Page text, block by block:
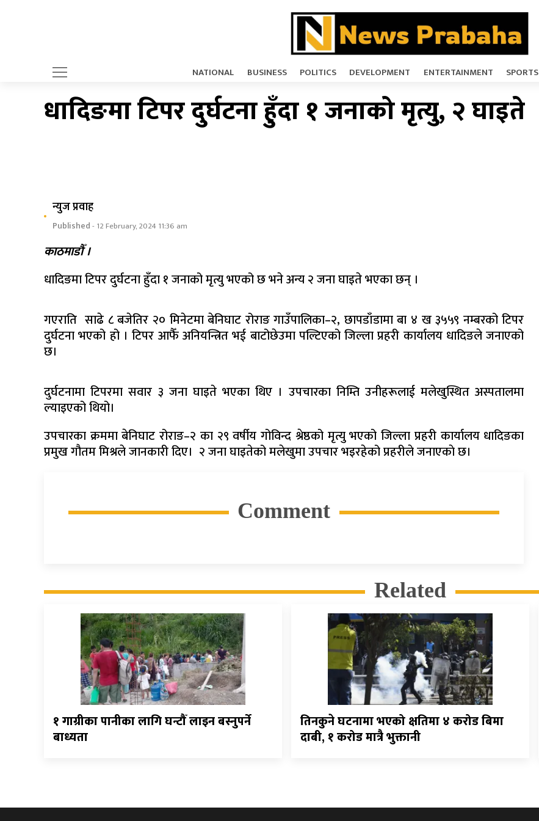
NATIONAL BUSINESS POLITICS DEVELOPMENT ENTERTAINMENT SPORTS
धादिङमा टिपर दुर्घटना हुँदा १ जनाको मृत्यु, २ घाइते
न्युज प्रवाह
Published- 12 February, 2024 11:36 am
काठमाडौँ ।
धादिङमा टिपर दुर्घटना हुँदा १ जनाको मृत्यु भएको छ भने अन्य २ जना घाइते भएका छन् ।
गएराति साढे ८ बजेतिर २० मिनेटमा बेनिघाट रोराङ गाउँपालिका–२, छापडाँडामा बा ४ ख ३५५९ नम्बरको टिपर
दुर्घटना भएको हो । टिपर आफैँ अनियन्त्रित भई बाटोछेउमा पल्टिएको जिल्ला प्रहरी कार्यालय धादिङले जनाएको
छ।
दुर्घटनामा टिपरमा सवार ३ जना घाइते भएका थिए । उपचारका निम्ति उनीहरूलाई मलेखुस्थित अस्पतालमा
ल्याइएको थियो।
उपचारका क्रममा बेनिघाट रोराङ–२ का २९ वर्षीय गोविन्द श्रेष्ठको मृत्यु भएको जिल्ला प्रहरी कार्यालय धादिङका
प्रमुख गौतम मिश्रले जानकारी दिए। २ जना घाइतेको मलेखुमा उपचार भइरहेको प्रहरीले जनाएकाे छ।
Comment
Related
१ गाग्रीका पानीका लागि घन्टौँ लाइन बस्नुपर्ने
बाध्यता
तिनकुने घटनामा भएको क्षतिमा ४ करोड बिमा
दाबी, १ करोड मात्रै भुक्तानी